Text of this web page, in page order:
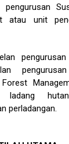
atau unit
Forest
ladang
perladangan.